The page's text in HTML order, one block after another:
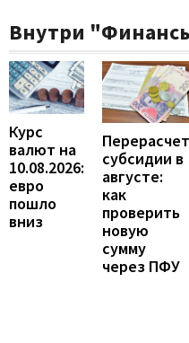
Внутри
Курс
валют на
10.08.2026:
евро
пошло
вниз
Перерасчет
субсидии в
августе:
как
проверить
новую
сумму
через ПФУ